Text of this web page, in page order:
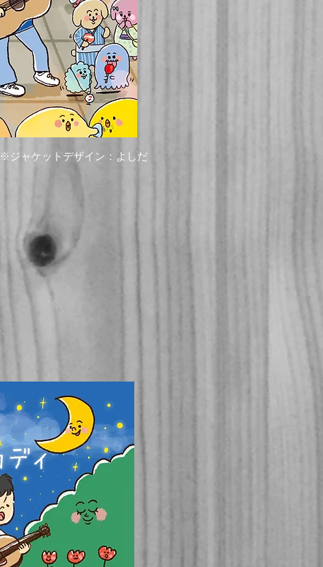
​※ジャケットデザイン：よしだ